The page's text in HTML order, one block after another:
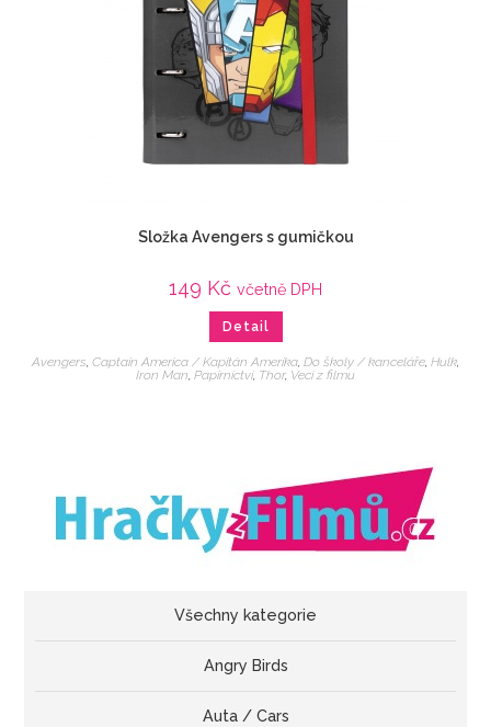
Složka Avengers s gumičkou
149 Kč včetně DPH
Detail
Avengers, Captain America / Kapitán Amerika, Do školy / kanceláře, Hulk,
Iron Man, Papírnictví, Thor, Veci z filmu
Všechny kategorie
Angry Birds
Auta / Cars